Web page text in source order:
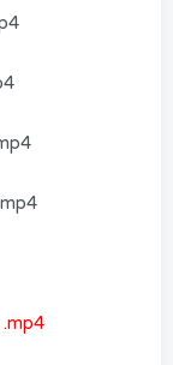
.mp4